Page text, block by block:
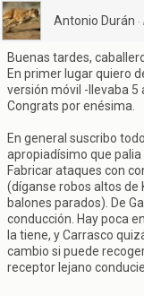
Antonio Durán ·
Buenas tardes,
En primer lugar quiero
versión móvil -llevaba 5
Congrats por enésima.
En general suscribo
apropiadísimo que
Fabricar ataques con
(díganse robos altos de
balones parados). De
conducción. Hay poca
la tiene, y Carrasco
cambio si puede
receptor lejano